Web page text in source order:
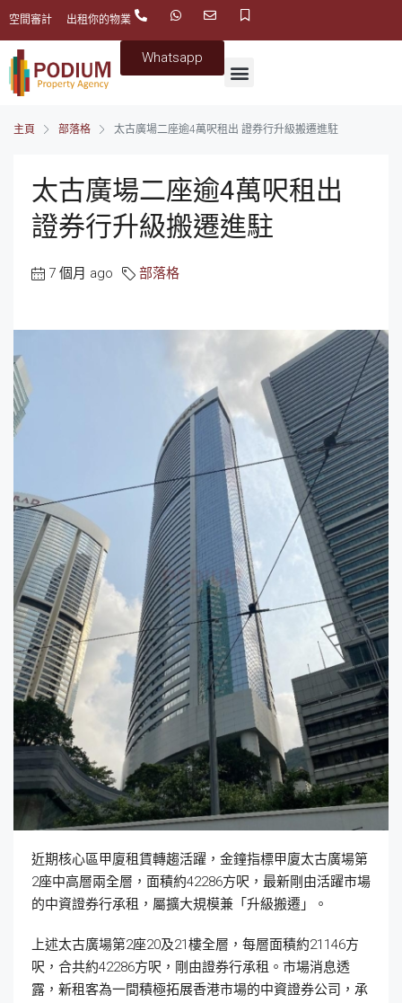
空間審計 出租你的物業
Whatsapp
主頁 部落格 太古廣場二座逾4萬呎租出 證券行升級搬遷進駐
太古廣場二座逾4萬呎租出
證券行升級搬遷進駐
7 個月 ago 部落格
近期核心區甲廈租賃轉趨活躍，金鐘指標甲廈太古廣場第
2座中高層兩全層，面積約42286方呎，最新剛由活躍市場
的中資證券行承租，屬擴大規模兼「升級搬遷」。
上述太古廣場第2座20及21樓全層，每層面積約21146方
呎，合共約42286方呎，剛由證券行承租。市場消息透
露，新租客為一間積極拓展香港市場的中資證券公司，承